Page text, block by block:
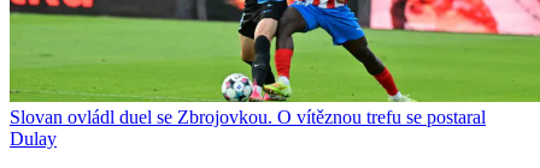
Slovan ovládl duel se Zbrojovkou. O vítěznou trefu se postaral
Dulay